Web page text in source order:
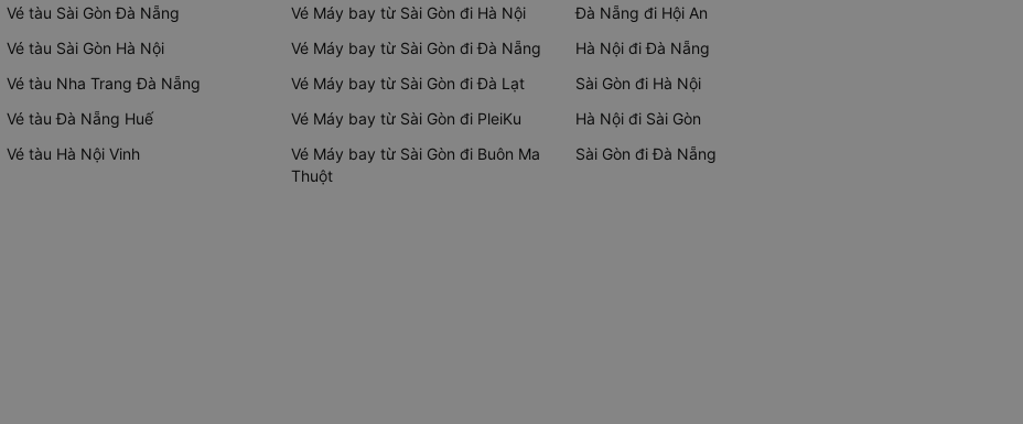
Vé tàu Sài Gòn Đà Nẵng
Vé tàu Sài Gòn Hà Nội
Vé tàu Nha Trang Đà Nẵng
Vé tàu Đà Nẵng Huế
Vé tàu Hà Nội Vinh
Vé Máy bay từ Sài Gòn đi Hà Nội
Vé Máy bay từ Sài Gòn đi Đà Nẵng
Vé Máy bay từ Sài Gòn đi Đà Lạt
Vé Máy bay từ Sài Gòn đi PleiKu
Vé Máy bay từ Sài Gòn đi Buôn Ma
Thuột
Đà Nẵng đi Hội An
Hà Nội đi Đà Nẵng
Sài Gòn đi Hà Nội
Hà Nội đi Sài Gòn
Sài Gòn đi Đà Nẵng